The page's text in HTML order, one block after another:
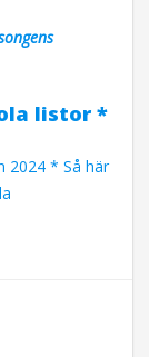
listor *
2024 * Så här